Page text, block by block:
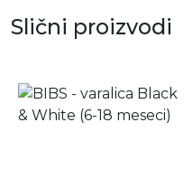
Slični proizvodi